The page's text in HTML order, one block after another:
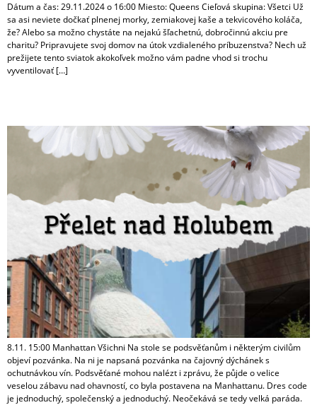
Dátum a čas: 29.11.2024 o 16:00 Miesto: Queens Cieľová skupina: Všetci Už
sa asi neviete dočkať plnenej morky, zemiakovej kaše a tekvicového koláča,
že? Alebo sa možno chystáte na nejakú šľachetnú, dobročinnú akciu pre
charitu? Pripravujete svoj domov na útok vzdialeného príbuzenstva? Nech už
prežijete tento sviatok akokoľvek možno vám padne vhod si trochu
vyventilovať […]
8.11. 15:00 Manhattan Všichni Na stole se podsvěťanům i některým civilům
objeví pozvánka. Na ni je napsaná pozvánka na čajovný dýchánek s
ochutnávkou vín. Podsvěťané mohou nalézt i zprávu, že půjde o velice
veselou zábavu nad ohavností, co byla postavena na Manhattanu. Dres code
je jednoduchý, společenský a jednoduchý. Neočekává se tedy velká paráda.